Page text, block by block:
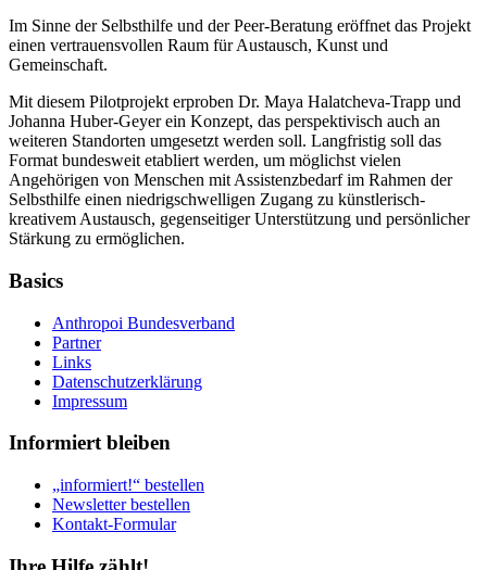
Im Sinne der Selbsthilfe und der Peer-Beratung eröffnet das Projekt
einen vertrauensvollen Raum für Austausch, Kunst und
Gemeinschaft.
Mit diesem Pilotprojekt erproben Dr. Maya Halatcheva-Trapp und
Johanna Huber-Geyer ein Konzept, das perspektivisch auch an
weiteren Standorten umgesetzt werden soll. Langfristig soll das
Format bundesweit etabliert werden, um möglichst vielen
Angehörigen von Menschen mit Assistenzbedarf im Rahmen der
Selbsthilfe einen niedrigschwelligen Zugang zu künstlerisch-
kreativem Austausch, gegenseitiger Unterstützung und persönlicher
Stärkung zu ermöglichen.
Basics
Anthropoi Bundesverband
Partner
Links
Datenschutzerklärung
Impressum
Informiert bleiben
„informiert!“ bestellen
Newsletter bestellen
Kontakt-Formular